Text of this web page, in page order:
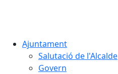
Ajuntament
Salutació de l'Alcalde
Govern